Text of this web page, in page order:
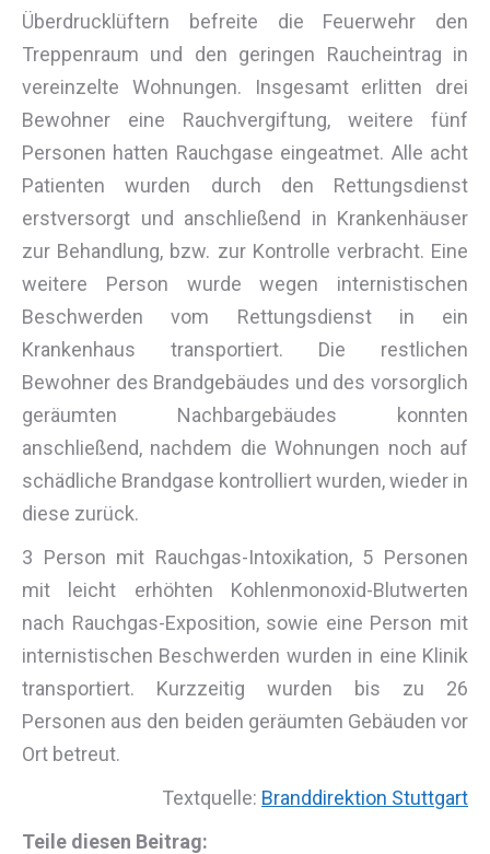
Überdrucklüftern befreite die Feuerwehr den
Treppenraum und den geringen Raucheintrag in
vereinzelte Wohnungen. Insgesamt erlitten drei
Bewohner eine Rauchvergiftung, weitere fünf
Personen hatten Rauchgase eingeatmet. Alle acht
Patienten wurden durch den Rettungsdienst
erstversorgt und anschließend in Krankenhäuser
zur Behandlung, bzw. zur Kontrolle verbracht. Eine
weitere Person wurde wegen internistischen
Beschwerden vom Rettungsdienst in ein
Krankenhaus transportiert. Die restlichen
Bewohner des Brandgebäudes und des vorsorglich
geräumten Nachbargebäudes konnten
anschließend, nachdem die Wohnungen noch auf
schädliche Brandgase kontrolliert wurden, wieder in
diese zurück.
3 Person mit Rauchgas-Intoxikation, 5 Personen
mit leicht erhöhten Kohlenmonoxid-Blutwerten
nach Rauchgas-Exposition, sowie eine Person mit
internistischen Beschwerden wurden in eine Klinik
transportiert. Kurzzeitig wurden bis zu 26
Personen aus den beiden geräumten Gebäuden vor
Ort betreut.
Textquelle: Branddirektion Stuttgart
Teile diesen Beitrag: